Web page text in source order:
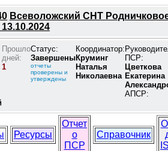
Всеволожский СНТ
13.10.2024
Прошло
дней:
1
Статус:
Завершены
отчеты
проверены и
утверждены
Координатор:
Круминг
Наталья
Николаевна
ПСР:
Цветкова
Екатерина
АПСР:
Ресурсы
Отчет
о
ПСР
Справочник